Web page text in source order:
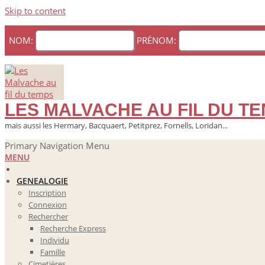
Skip to content
NOM: PRÉNOM:
LES MALVACHE AU FIL DU
mais aussi les Hermary, Bacquaert, Petitprez, Fornells, Loridan...
Primary Navigation Menu
MENU
GENEALOGIE
Inscription
Connexion
Rechercher
Recherche Express
Individu
Famille